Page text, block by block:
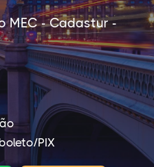
MEC - Cadastur -
PIX